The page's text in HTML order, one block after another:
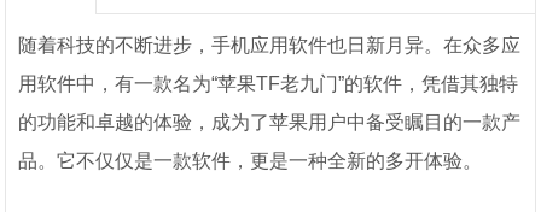
随着科技的不断进步，手机应用软件也日新月异。在众多应
用软件中，有一款名为“苹果TF老九门”的软件，凭借其独特
的功能和卓越的体验，成为了苹果用户中备受瞩目的一款产
品。它不仅仅是一款软件，更是一种全新的多开体验。